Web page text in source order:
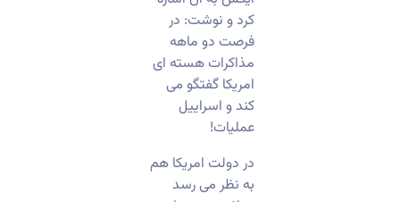
کرد و نوشت: در
فرصت دو ماهه
مذاکرات هسته ای
امریکا گفتگو می
کند و اسراییل
عملیات!
در دولت امریکا هم
به نظر می رسد